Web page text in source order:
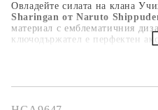
Овладейте силата на клана
Sharingan от Naruto
материал с емблематичния
ключодържател е перфектен